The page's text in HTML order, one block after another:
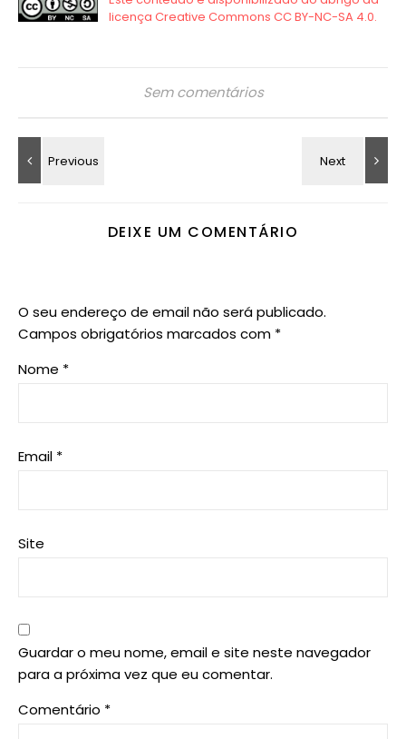
Sem comentários
DEIXE UM COMENTÁRIO
O seu endereço de email não será publicado.
Campos obrigatórios marcados com *
Nome *
Email *
Site
Guardar o meu nome, email e site neste navegador
para a próxima vez que eu comentar.
Comentário *